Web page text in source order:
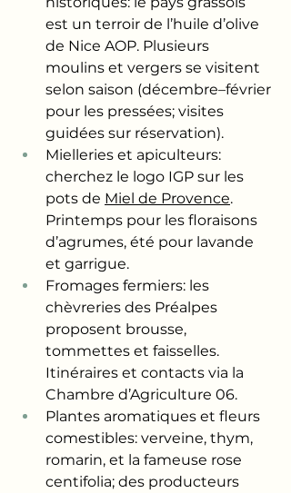
est un terroir de l’huile d’olive
de Nice AOP. Plusieurs
moulins et vergers se visitent
selon saison (décembre–février
pour les pressées; visites
guidées sur réservation).
Mielleries et apiculteurs:
cherchez le logo IGP sur les
pots de Miel de Provence.
Printemps pour les floraisons
d’agrumes, été pour lavande
et garrigue.
Fromages fermiers: les
chèvreries des Préalpes
proposent brousse,
tommettes et faisselles.
Itinéraires et contacts via la
Chambre d’Agriculture 06.
Plantes aromatiques et fleurs
comestibles: verveine, thym,
romarin, et la fameuse rose
centifolia; des producteurs